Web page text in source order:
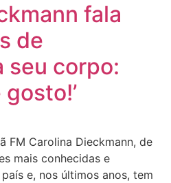
fala
de
seu corpo:
FM Carolina Dieckmann, de
mais conhecidas e
e, nos últimos anos, tem